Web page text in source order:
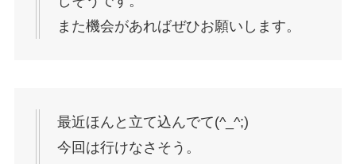
また機会があればぜひお願いします。
最近ほんと立て込んでて(^_^;)
今回は行けなさそう。